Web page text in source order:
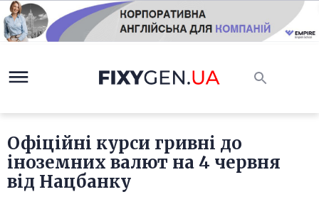
Офіційні курси гривні до
іноземних валют на 4 червня
від Нацбанку